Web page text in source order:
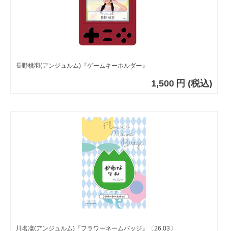
長野桃羽(アンジュルム)『ゲームキーホルダー』
1,500 円 (税込)
川名凜(アンジュルム)『フラワーネームバッジ』〔26.03〕